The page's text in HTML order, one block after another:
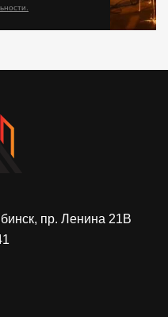
пр. Ленина 21В